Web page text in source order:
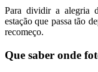
Para dividir a alegria
estação que passa tão
recomeço.
Que saber onde